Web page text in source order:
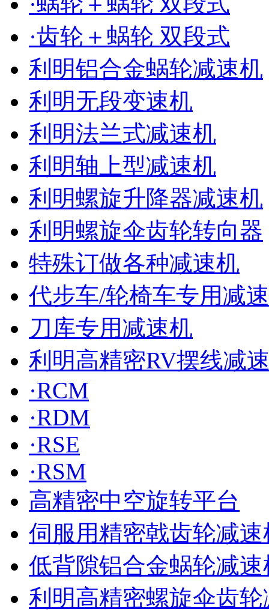
·齿轮＋蜗轮 双段式
利明铝合金蜗轮减速机
利明无段变速机
利明法兰式减速机
利明轴上型减速机
利明螺旋升降器减速机
利明螺旋伞齿轮转向器
特殊订做各种减速机
代步车/轮椅车专用减
刀库专用减速机
利明高精密RV摆线减
·RCM
·RDM
·RSE
·RSM
高精密中空旋转平台
伺服用精密戟齿轮减
低背隙铝合金蜗轮减速
利明高精密螺旋伞齿